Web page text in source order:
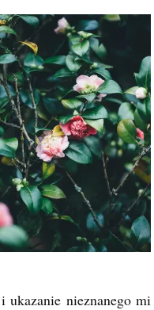
ukazanie nieznanego